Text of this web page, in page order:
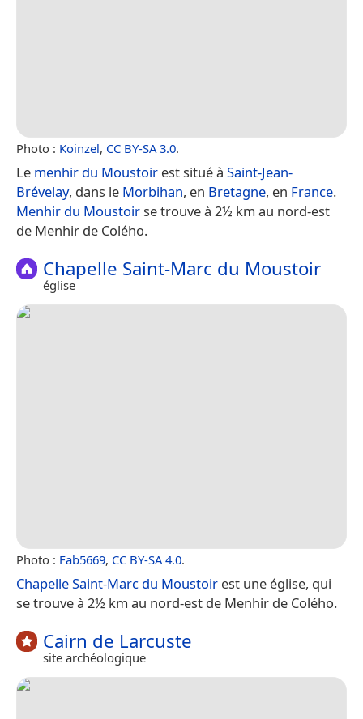
Photo : Koinzel, CC BY-SA 3.0.
Le menhir du Moustoir est situé à Saint-Jean-
Brévelay, dans le Morbihan, en Bretagne, en France.
Menhir du Moustoirse trouve à 2½ km au nord-est
de Menhir de Colého.
Chapelle Saint-Marc du Moustoir
église
Photo : Fab5669, CC BY-SA 4.0.
Chapelle Saint-Marc du Moustoir est une église, qui
se trouve à 2½ km au nord-est de Menhir de Colého.
Cairn de Larcuste
site archéologique